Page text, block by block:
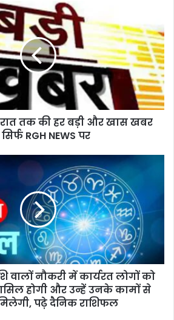
तक की हर बड़ी और खास खबर
RGH NEWS पर
वालों नौकरी में कार्यरत लोगों को
होगी और उन्हें उनके कामों से
पढ़े दैनिक राशिफल